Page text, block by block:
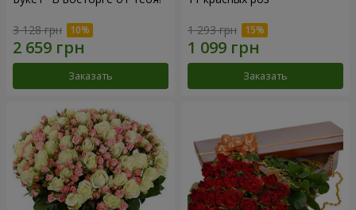
3 128 грн
Заказать
1 293 грн
Заказать